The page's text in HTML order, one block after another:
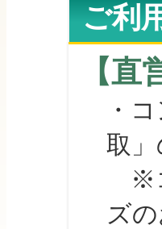
ご利
【
・コ
取
※コ
ズ